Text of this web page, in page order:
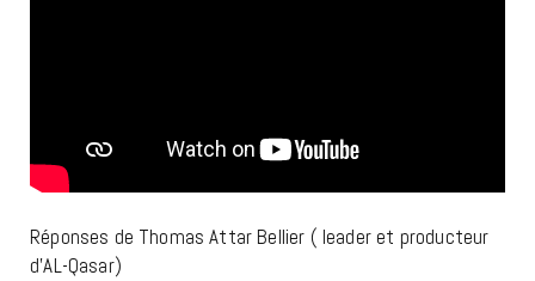
Réponses de Thomas Attar Bellier ( leader et producteur
d’AL-Qasar)